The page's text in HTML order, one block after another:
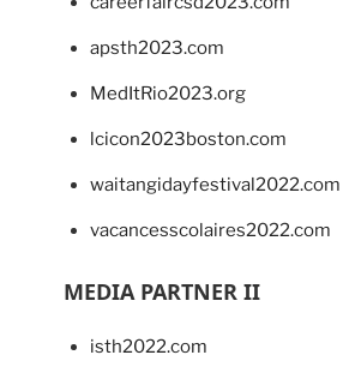
apsth2023.com
MedItRio2023.org
lcicon2023boston.com
waitangidayfestival2022.com
vacancesscolaires2022.com
MEDIA PARTNER II
isth2022.com